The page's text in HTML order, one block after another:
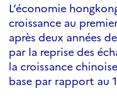
L’économie
croissance au
après deux années
par la reprise des
la croissance
base par rapport au